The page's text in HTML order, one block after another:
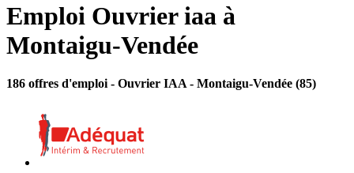
Emploi Ouvrier iaa à
Montaigu-Vendée
186 offres d'emploi - Ouvrier IAA - Montaigu-Vendée (85)